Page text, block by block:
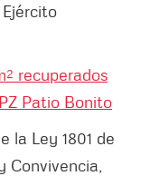
Ejército
recuperados
Patio Bonito
la Ley 1801 de
Convivencia,